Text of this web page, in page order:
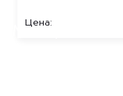
Цена:
Мы купим